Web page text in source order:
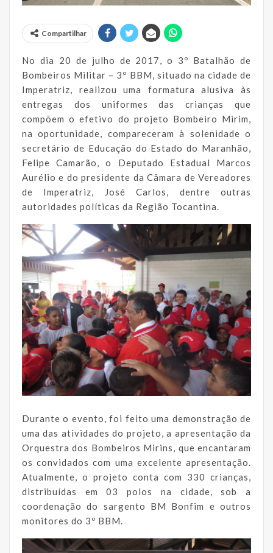
Compartilhar
No dia 20 de julho de 2017, o 3º Batalhão de
Bombeiros Militar – 3º BBM, situado na cidade de
Imperatriz, realizou uma formatura alusiva às
entregas dos uniformes das crianças que
compõem o efetivo do projeto Bombeiro Mirim,
na oportunidade, compareceram à solenidade o
secretário de Educação do Estado do Maranhão,
Felipe Camarão, o Deputado Estadual Marcos
Aurélio e do presidente da Câmara de Vereadores
de Imperatriz, José Carlos, dentre outras
autoridades políticas da Região Tocantina.
Durante o evento, foi feito uma demonstração de
uma das atividades do projeto, a apresentação da
Orquestra dos Bombeiros Mirins, que encantaram
os convidados com uma excelente apresentação.
Atualmente, o projeto conta com 330 crianças,
distribuídas em 03 polos na cidade, sob a
coordenação do sargento BM Bonfim e outros
monitores do 3º BBM.